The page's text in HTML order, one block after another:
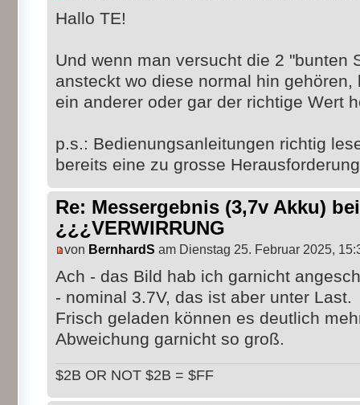
Hallo TE!
Und wenn man versucht die 2 "bunten
ansteckt wo diese normal hin
ein anderer oder gar der richtige Wert
p.s.: Bedienungsanleitungen richtig
bereits eine zu grosse
Re: Messergebnis (3,7v Akku)
¿¿¿VERWIRRUNG
von BernhardS am Dienstag 25. Februar 2025,
Ach - das Bild hab ich garnicht
- nominal 3.7V, das ist aber unter Last.
Frisch geladen können es deutlich
Abweichung garnicht so groß.
$2B OR NOT $2B = $FF